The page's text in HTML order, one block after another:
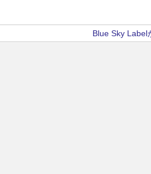
Blue Sky Label